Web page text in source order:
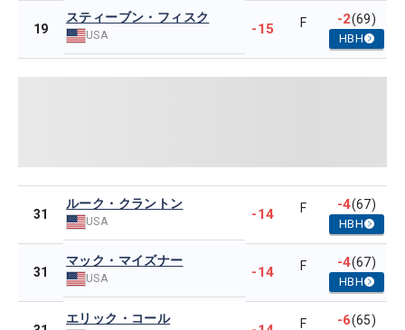
19
スティーブン・フィスク
USA -15 F -2(69)
HBH
31
ルーク・クラントン
USA -14 F -4(67)
HBH
31
マック・マイズナー
USA -14 F -4(67)
HBH
エリック・コール F -6(65)